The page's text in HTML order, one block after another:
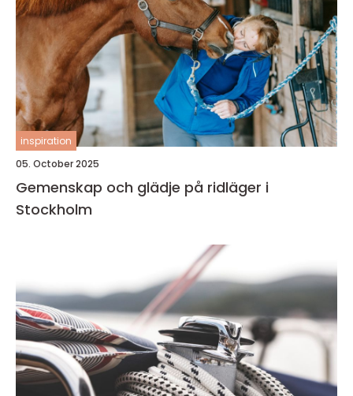
inspiration
05. October 2025
Gemenskap och glädje på ridläger i
Stockholm